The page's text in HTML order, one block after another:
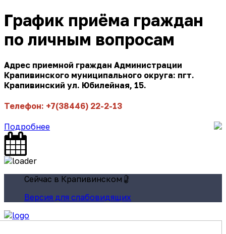
График приёма граждан
по личным вопросам
Адрес приемной граждан Администрации
Крапивинского муниципального округа: пгт.
Крапивинский ул. Юбилейная, 15.
Телефон: +7(38446) 22-2-13
Подробнее
Сейчас в Крапивинском
Версия для слабовидящих